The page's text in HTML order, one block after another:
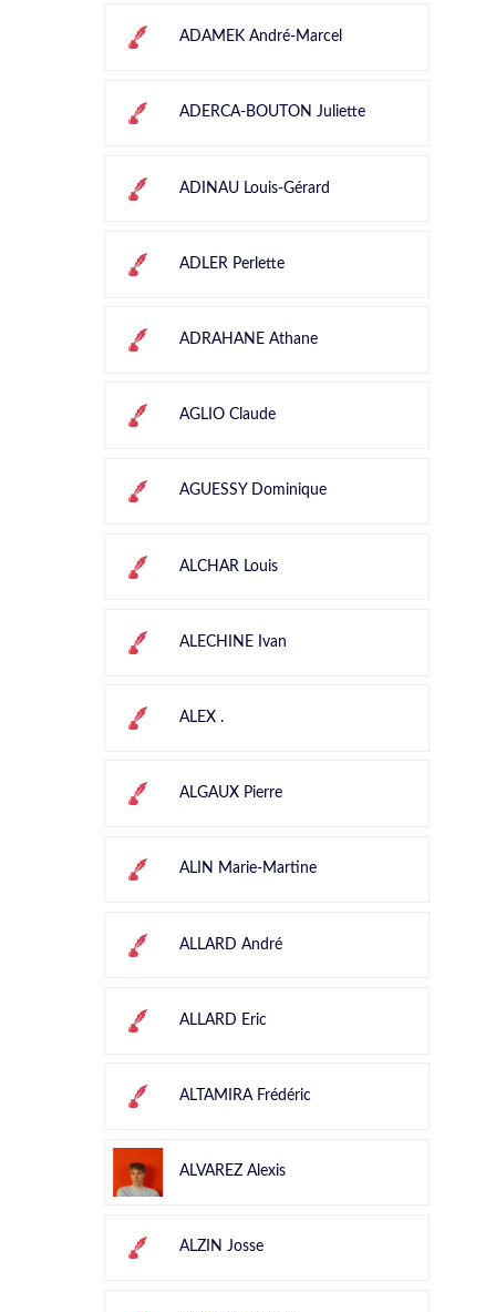
ADAMEK André-Marcel
ADERCA-BOUTON Juliette
ADINAU Louis-Gérard
ADLER Perlette
ADRAHANE Athane
AGLIO Claude
AGUESSY Dominique
ALCHAR Louis
ALECHINE Ivan
ALEX .
ALGAUX Pierre
ALIN Marie-Martine
ALLARD André
ALLARD Eric
ALTAMIRA Frédéric
ALVAREZ Alexis
ALZIN Josse